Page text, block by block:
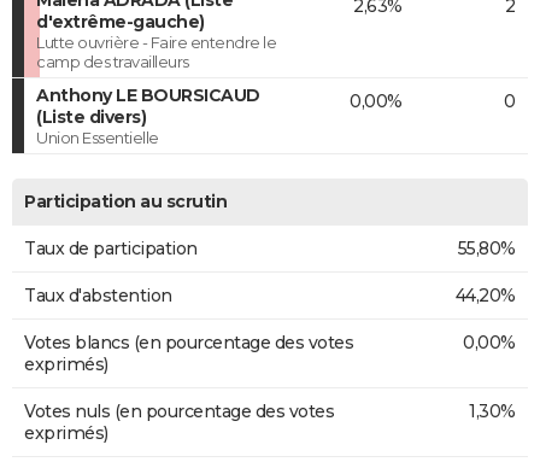
d'extrême-gauche)
Lutte ouvrière - Faire entendre le
camp des travailleurs
2,63% 2
Anthony LE BOURSICAUD
(Liste divers)
Union Essentielle
0,00% 0
Participation au scrutin
Taux de participation 55,80%
Taux d'abstention 44,20%
Votes blancs (en pourcentage des votes
exprimés)
0,00%
Votes nuls (en pourcentage des votes
exprimés)
1,30%